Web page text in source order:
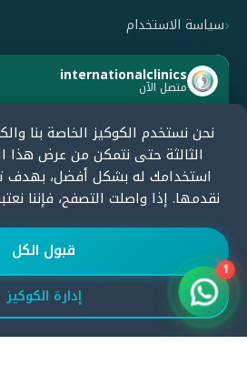
1
internationalclinics
متصل الآن
هل تحتاج مساعدة؟
ابدأ الدردشة الآن وسنرد بسرعة.
سياسة الاستخدام
سياسة الخصوصية
سياسة الإلغاء والاسترداد
معتمدون من قبل
© جميع الحقوق محفوظة
Developed by إنترناشونال كلينيكس
نحن نستخدم الكوكيز الخاصة بنا
الثالثة حتى نتمكن من عرض هذا
استخدامك له بشكل أفضل، بهدف
نقدمها. إذا واصلت التصفح، فإننا
قبول الكل
إدارة الكوكيز